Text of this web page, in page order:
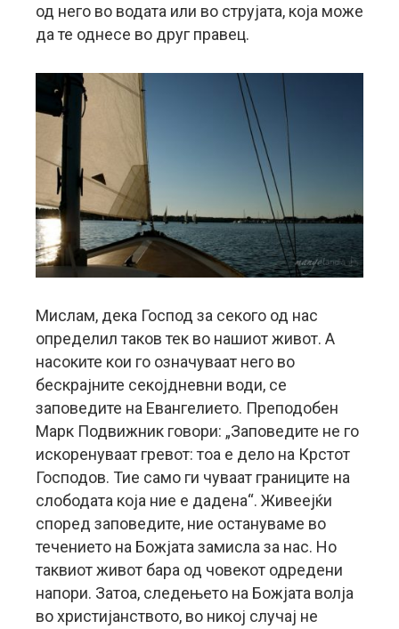
од него во водата или во струјата, која може
да те однесе во друг правец.
Мислам, дека Господ за секого од нас
определил таков тек во нашиот живот. А
насоките кои го означуваат него во
бескрајните секојдневни води, се
заповедите на Евангелието. Преподобен
Марк Подвижник говори: „Заповедите не го
искоренуваат гревот: тоа е дело на Крстот
Господов. Тие само ги чуваат границите на
слободата која ние е дадена“. Живеејќи
според заповедите, ние остануваме во
течението на Божјата замисла за нас. Но
таквиот живот бара од човекот одредени
напори. Затоа, следењето на Божјата волја
во христијанството, во никој случај не